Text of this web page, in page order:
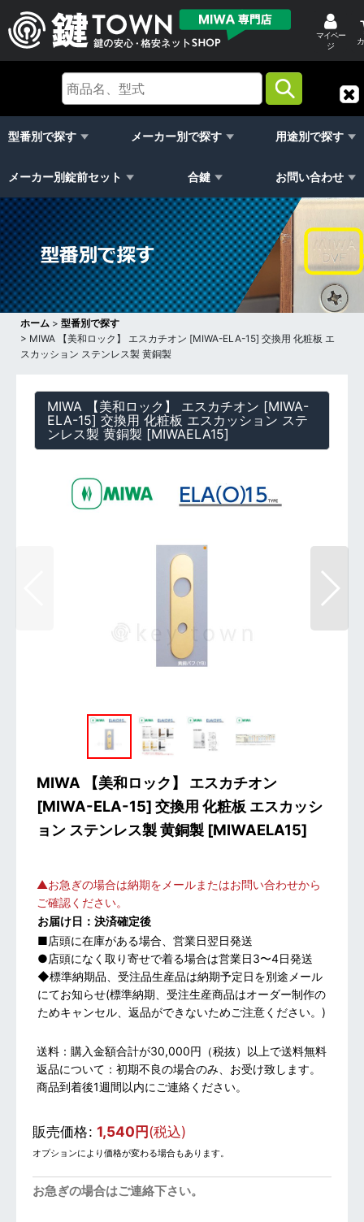
マイペー
ジ
型番別で探す メーカー別で探す 用途別で探す
メーカー別錠前セット 合鍵 お問い合わせ
ホーム > 型番別で探す
> MIWA 【美和ロック】 エスカチオン [MIWA-ELA-15] 交換用 化粧板 エ
スカッション ステンレス製 黄銅製
MIWA 【美和ロック】 エスカチオン [MIWA-
ELA-15] 交換用 化粧板 エスカッション ステ
ンレス製 黄銅製 [MIWAELA15]
MIWA 【美和ロック】 エスカチオン
[MIWA-ELA-15] 交換用 化粧板 エスカッシ
ョン ステンレス製 黄銅製 [MIWAELA15]
▲お急ぎの場合は納期をメールまたはお問い合わせから
ご確認ください。
お届け日：決済確定後
■店頭に在庫がある場合、営業日翌日発送
●店頭になく取り寄せで着る場合は営業日3〜4日発送
◆標準納期品、受注品生産品は納期予定日を別途メール
にてお知らせ(標準納期、受注生産商品はオーダー制作の
ためキャンセル、返品ができないためご注意ください。)
送料：購入金額合計が30,000円（税抜）以上で送料無料
返品について：初期不良の場合のみ、お受け致します。
商品到着後1週間以内にご連絡ください。
販売価格: 1,540円(税込)
オプションにより価格が変わる場合もあります。
お急ぎの場合はご連絡下さい。